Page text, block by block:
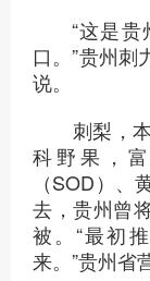
“这是贵
口。”贵州刺
说。
刺梨，本
科野果，
（SOD）
去，贵州曾
被。“最初
来。”贵州省